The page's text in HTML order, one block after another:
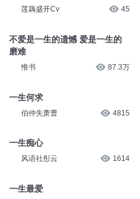
莲藕盛开Cv 45
不爱是一生的遗憾 爱是一生的
磨难
惟书 87.3万
一生何求
伯仲失萧曹 4815
一生痴心
风语社彤云 1614
一生最爱